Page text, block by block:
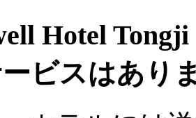
Hotel
ビスはあり